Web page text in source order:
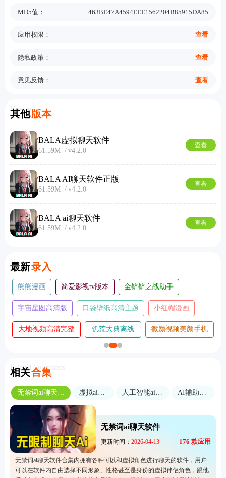
MD5值： 463BE47A4594EEE1562204B85915DA85
应用权限： 查看
隐私政策： 查看
意见反馈： 查看
其他版本
Version
BALA虚拟聊天软件
61.59M v4.2.0
查看
BALA AI聊天软件正版
61.59M v4.2.0
查看
BALA ai聊天软件
61.59M v4.2.0
查看
最新录入
New
万象灵动岛 漫小社 松子影视tv版
brmai proccd复古ccd相机 八戒恢复助手手机版
漫阅 次元喵动漫tv版 悦风画质助手
相关合集
Related Collections
无禁词ai聊天软件
更新时间： 2026-04-13 176 款应用
无禁词ai聊天软件合集内拥有各种可以和虚拟角色进行聊天的软件，用户
可以在软件内自由选择不同形象、性格甚至是身份的虚拟伴侣角色，跟他